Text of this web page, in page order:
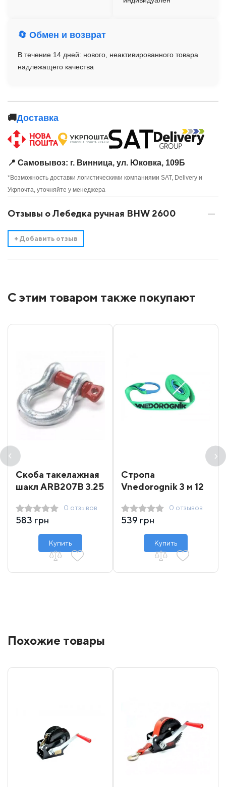
🔄 Обмен и возврат
В течение 14 дней: нового, неактивированного товара
надлежащего качества
🚚Доставка
📍 Самовывоз: г. Винница, ул. Юковка, 109Б
*Возможность доставки логистическими компаниями SAT, Delivery и
Укрпочта, уточняйте у менеджера
Отзывы о Лебедка ручная BHW 2600
+ Добавить отзыв
С этим товаром также покупают
Скоба такелажная
шакл ARB207B 3.25
0 отзывов
583 грн
Купить
Стропа
Vnedorognik 3 м 12
0 отзывов
539 грн
Купить
Похожие товары